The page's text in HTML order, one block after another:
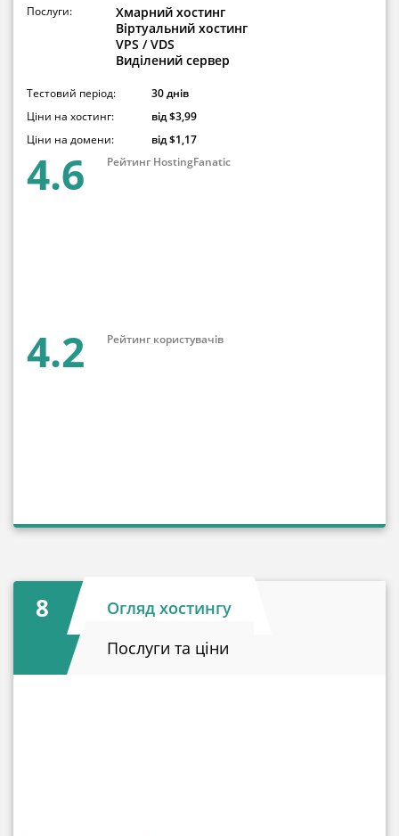
Послуги:
Хмарний хостинг
Віртуальний хостинг
VPS / VDS
Виділений сервер
Тестовий період:
30 днів
Ціни на хостинг:
від $3,99
Ціни на домени:
від $1,17
4.6 Рейтинг HostingFanatic
4.2 Рейтинг користувачів
8
Огляд хостингу
Послуги та ціни